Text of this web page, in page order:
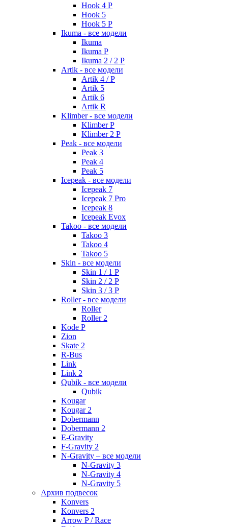
Hook 4 P
Hook 5
Hook 5 P
Ikuma - все модели
Ikuma
Ikuma P
Ikuma 2 / 2 P
Artik - все модели
Artik 4 / P
Artik 5
Artik 6
Artik R
Klimber - все модели
Klimber P
Klimber 2 P
Peak - все модели
Peak 3
Peak 4
Peak 5
Icepeak - все модели
Icepeak 7
Icepeak 7 Pro
Icepeak 8
Icepeak Evox
Takoo - все модели
Takoo 3
Takoo 4
Takoo 5
Skin - все модели
Skin 1 / 1 P
Skin 2 / 2 P
Skin 3 / 3 P
Roller - все модели
Roller
Roller 2
Kode P
Zion
Skate 2
R-Bus
Link
Link 2
Qubik - все модели
Qubik
Kougar
Kougar 2
Dobermann
Dobermann 2
E-Gravity
F-Gravity 2
N-Gravity – все модели
N-Gravity 3
N-Gravity 4
N-Gravity 5
Архив подвесок
Konvers
Konvers 2
Arrow P / Race